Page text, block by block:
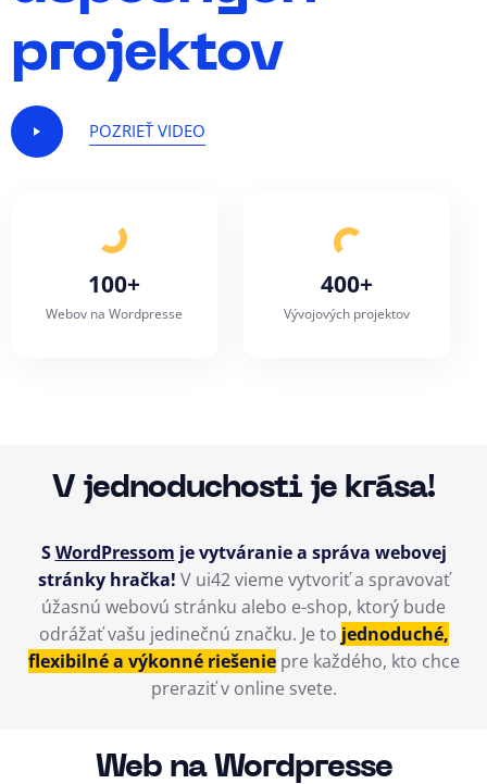
projektov
POZRIEŤ VIDEO
100+
Webov na Wordpresse
400+
Vývojových projektov
V jednoduchosti je krása!
SWordPressom je vytváranie a správa webovej
stránky hračka! V ui42 vieme vytvoriť a spravovať
úžasnú webovú stránku alebo e-shop, ktorý bude
odrážať vašu jedinečnú značku. Je to jednoduché,
flexibilné a výkonné riešeniepre každého, kto chce
preraziť v online svete.
Web na Wordpresse